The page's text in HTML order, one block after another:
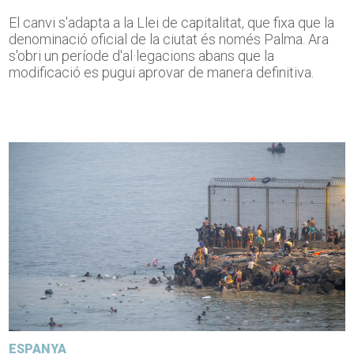
El canvi s'adapta a la Llei de capitalitat, que fixa que la
denominació oficial de la ciutat és només Palma. Ara
s'obri un període d'al·legacions abans que la
modificació es pugui aprovar de manera definitiva.
ESPANYA